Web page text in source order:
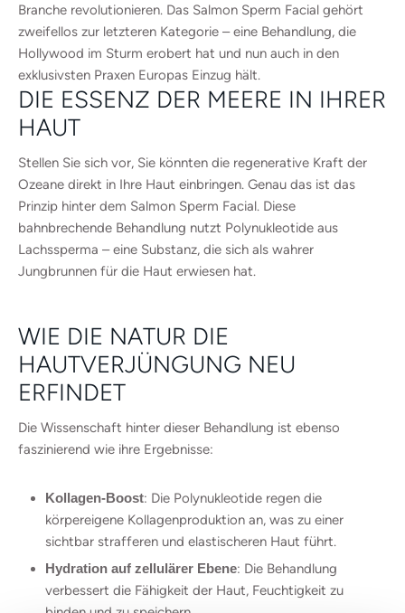
Branche revolutionieren. Das Salmon Sperm Facial gehört
zweifellos zur letzteren Kategorie – eine Behandlung, die
Hollywood im Sturm erobert hat und nun auch in den
exklusivsten Praxen Europas Einzug hält.
DIE ESSENZ DER MEERE IN IHRER
HAUT
Stellen Sie sich vor, Sie könnten die regenerative Kraft der
Ozeane direkt in Ihre Haut einbringen. Genau das ist das
Prinzip hinter dem Salmon Sperm Facial. Diese
bahnbrechende Behandlung nutzt Polynukleotide aus
Lachssperma – eine Substanz, die sich als wahrer
Jungbrunnen für die Haut erwiesen hat.
WIE DIE NATUR DIE
HAUTVERJÜNGUNG NEU
ERFINDET
Die Wissenschaft hinter dieser Behandlung ist ebenso
faszinierend wie ihre Ergebnisse:
Kollagen-Boost: Die Polynukleotide regen die
körpereigene Kollagenproduktion an, was zu einer
sichtbar strafferen und elastischeren Haut führt.
Hydration auf zellulärer Ebene: Die Behandlung
verbessert die Fähigkeit der Haut, Feuchtigkeit zu